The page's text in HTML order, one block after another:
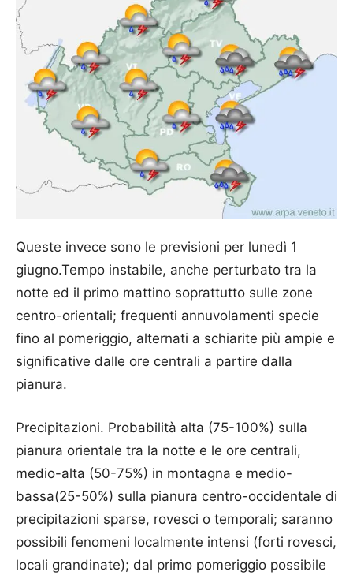
Queste invece sono le previsioni per lunedì 1
giugno.Tempo instabile, anche perturbato tra la
notte ed il primo mattino soprattutto sulle zone
centro-orientali; frequenti annuvolamenti specie
fino al pomeriggio, alternati a schiarite più ampie e
significative dalle ore centrali a partire dalla
pianura.
Precipitazioni. Probabilità alta (75-100%) sulla
pianura orientale tra la notte e le ore centrali,
medio-alta (50-75%) in montagna e medio-
bassa(25-50%) sulla pianura centro-occidentale di
precipitazioni sparse, rovesci o temporali; saranno
possibili fenomeni localmente intensi (forti rovesci,
locali grandinate); dal primo pomeriggio possibile